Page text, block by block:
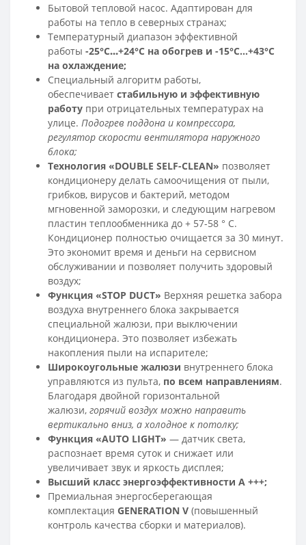
Бытовой тепловой насос. Адаптирован для
работы на тепло в северных странах;
Температурный диапазон эффективной
работы -25°C…+24°C на обогрев и -15°C…+43°C
на охлаждение;
Специальный алгоритм работы,
обеспечивает стабильную и эффективную
работу при отрицательных температурах на
улице. Подогрев поддона и компрессора,
регулятор скорости вентилятора наружного
блока;
Технология «DOUBLE SELF-CLEAN» позволяет
кондиционеру делать самоочищения от пыли,
грибков, вирусов и бактерий, методом
мгновенной заморозки, и следующим нагревом
пластин теплообменника до + 57-58 ° C.
Кондиционер полностью очищается за 30 минут.
Это экономит время и деньги на сервисном
обслуживании и позволяет получить здоровый
воздух;
Функция «STOP DUCT» Верхняя решетка забора
воздуха внутреннего блока закрывается
специальной жалюзи, при выключении
кондиционера. Это позволяет избежать
накопления пыли на испарителе;
Широкоугольные жалюзи внутреннего блока
управляются из пульта, по всем направлениям.
Благодаря двойной горизонтальной
жалюзи, горячий воздух можно направить
вертикально вниз, а холодное к потолку;
Функция «AUTO LIGHT» — датчик света,
распознает время суток и снижает или
увеличивает звук и яркость дисплея;
Высший класс энергоэффективности A +++;
Премиальная энергосберегающая
комплектация GENERATION V (повышенный
контроль качества сборки и материалов).